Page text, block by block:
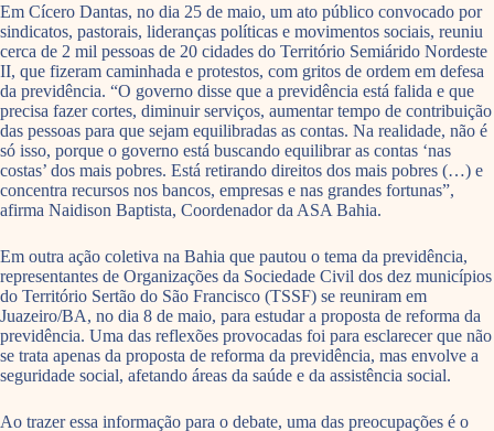
Em Cícero Dantas, no dia 25 de maio, um ato público convocado por
sindicatos, pastorais, lideranças políticas e movimentos sociais, reuniu
cerca de 2 mil pessoas de 20 cidades do Território Semiárido Nordeste
II, que fizeram caminhada e protestos, com gritos de ordem em defesa
da previdência. “O governo disse que a previdência está falida e que
precisa fazer cortes, diminuir serviços, aumentar tempo de contribuição
das pessoas para que sejam equilibradas as contas. Na realidade, não é
só isso, porque o governo está buscando equilibrar as contas ‘nas
costas’ dos mais pobres. Está retirando direitos dos mais pobres (…) e
concentra recursos nos bancos, empresas e nas grandes fortunas”,
afirma Naidison Baptista, Coordenador da ASA Bahia.
Em outra ação coletiva na Bahia que pautou o tema da previdência,
representantes de Organizações da Sociedade Civil dos dez municípios
do Território Sertão do São Francisco (TSSF) se reuniram em
Juazeiro/BA, no dia 8 de maio, para estudar a proposta de reforma da
previdência. Uma das reflexões provocadas foi para esclarecer que não
se trata apenas da proposta de reforma da previdência, mas envolve a
seguridade social, afetando áreas da saúde e da assistência social.
Ao trazer essa informação para o debate, uma das preocupações é o